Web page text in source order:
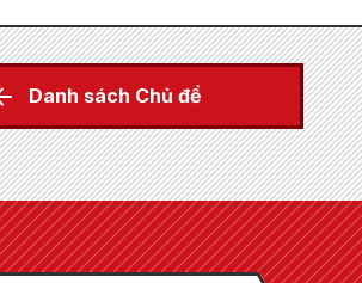
Danh sách Chủ đề